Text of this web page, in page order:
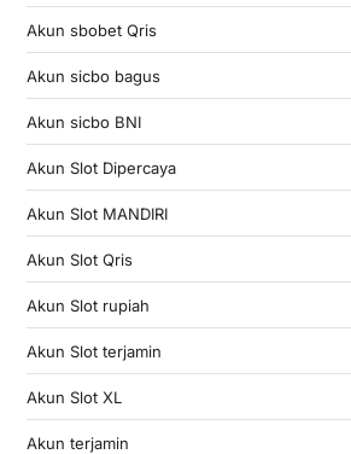
Akun sbobet Qris
Akun sicbo bagus
Akun sicbo BNI
Akun Slot Dipercaya
Akun Slot MANDIRI
Akun Slot Qris
Akun Slot rupiah
Akun Slot terjamin
Akun Slot XL
Akun terjamin